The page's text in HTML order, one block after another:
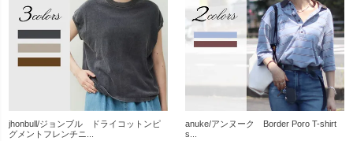
jhonbull/ジョンブル ドライコットンピ
グメントフレンチニ...
anuke/アンヌーク Border Poro T-shirt
s...